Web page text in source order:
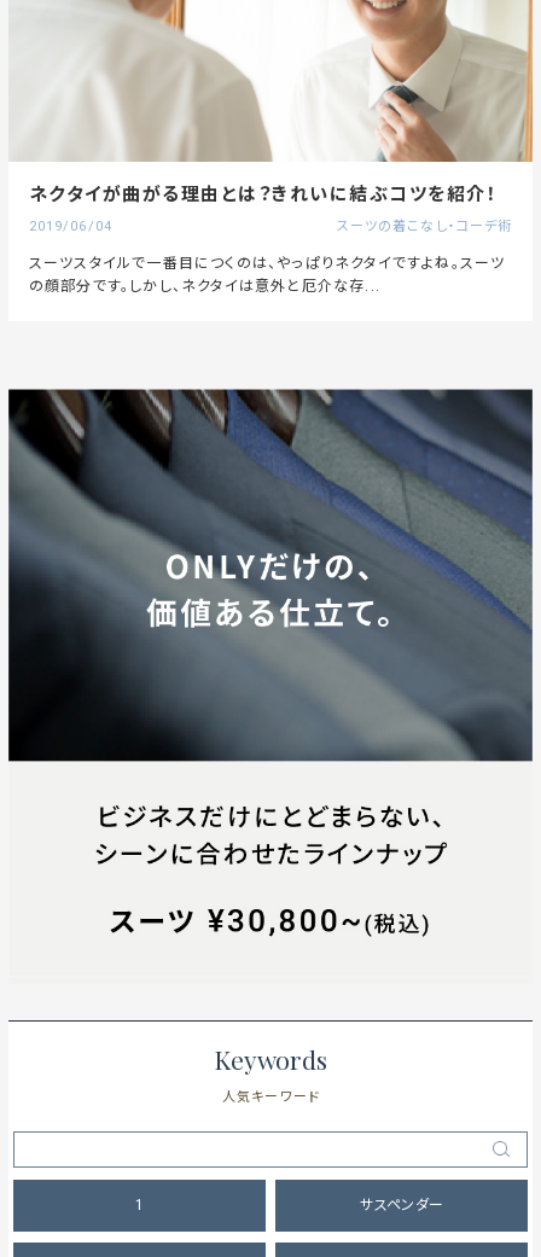
ネクタイが曲がる理由とは？きれいに結ぶコツを紹介！
2019/06/04 スーツの着こなし・コーデ術
スーツスタイルで一番目につくのは、やっぱりネクタイですよね。スーツ
の顔部分です。しかし、ネクタイは意外と厄介な存...
Keywords
人気キーワード
1 サスペンダー